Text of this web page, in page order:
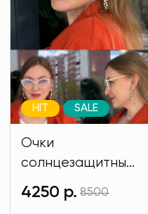
Очки
солнцезащитные
имиджевые
белого цвета
HIT SALE
4250 р. 8500